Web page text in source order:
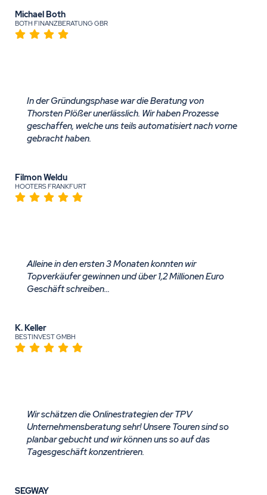
Michael Both
BOTH FINANZBERATUNG GBR
In der Gründungsphase war die Beratung von
Thorsten Plößer unerlässlich. Wir haben Prozesse
geschaffen, welche uns teils automatisiert nach vorne
gebracht haben.
Filmon Weldu
HOOTERS FRANKFURT
Alleine in den ersten 3 Monaten konnten wir
Topverkäufer gewinnen und über 1,2 Millionen Euro
Geschäft schreiben...
K. Keller
BESTINVEST GMBH
Wir schätzen die Onlinestrategien der TPV
Unternehmensberatung sehr! Unsere Touren sind so
planbar gebucht und wir können uns so auf das
Tagesgeschäft konzentrieren.
SEGWAY